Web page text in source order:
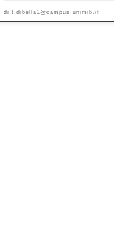
dit.dibella1@campus.unimib.it